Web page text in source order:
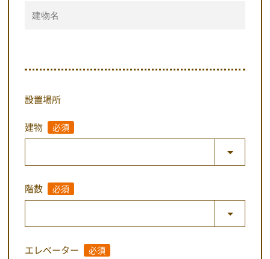
設置場所
建物 必須
階数 必須
エレベーター 必須